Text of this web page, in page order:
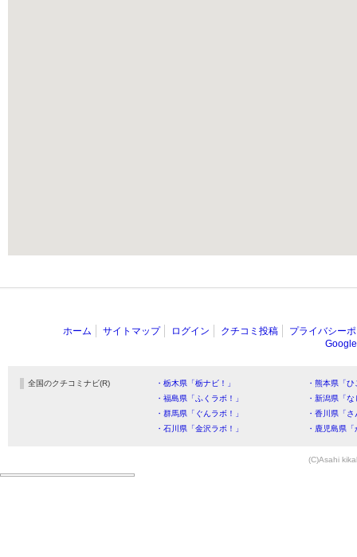
ホーム サイトマップ ログイン クチコミ投稿
プライバシー
全国のクチコミナビ(R) ・栃木県「栃ナビ！」
・熊本県「
・福島県「ふくラボ！」
・新潟県「
・群馬県「ぐんラボ！」
・香川県「
・石川県「金沢ラボ！」
・鹿児島県
(C)Asahi